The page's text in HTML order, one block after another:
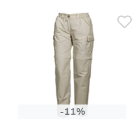
-11%